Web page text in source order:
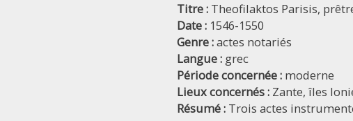
Titre : Theofilaktos Parisis,
Date : 1546-1550
Genre :actes notariés
Langue : grec
Période concernée : moderne
Lieux concernés : Zante, îles
Résumé : Trois actes